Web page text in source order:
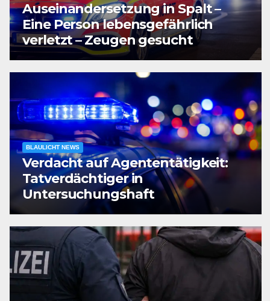
Auseinandersetzung in Spalt –
Eine Person lebensgefährlich
verletzt – Zeugen gesucht
BLAULICHT NEWS
Verdacht auf Agententätigkeit:
Tatverdächtiger in
Untersuchungshaft